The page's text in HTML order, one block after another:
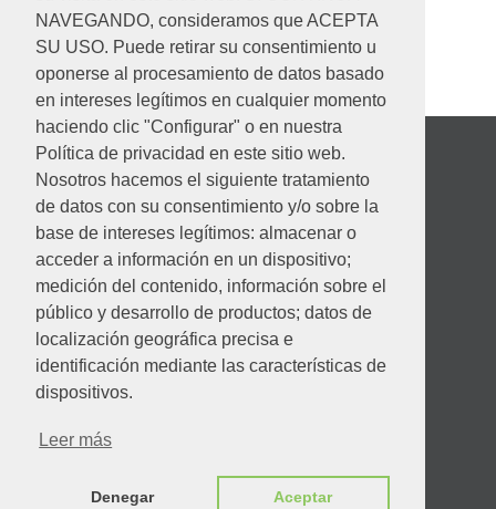
NAVEGANDO, consideramos que ACEPTA
SU USO. Puede retirar su consentimiento u
oponerse al procesamiento de datos basado
en intereses legítimos en cualquier momento
haciendo clic "Configurar" o en nuestra
Política de privacidad en este sitio web.
Nosotros hacemos el siguiente tratamiento
de datos con su consentimiento y/o sobre la
base de intereses legítimos: almacenar o
acceder a información en un dispositivo;
medición del contenido, información sobre el
público y desarrollo de productos; datos de
localización geográfica precisa e
identificación mediante las características de
dispositivos.
Leer más
Denegar Aceptar
Desempeño ambiental